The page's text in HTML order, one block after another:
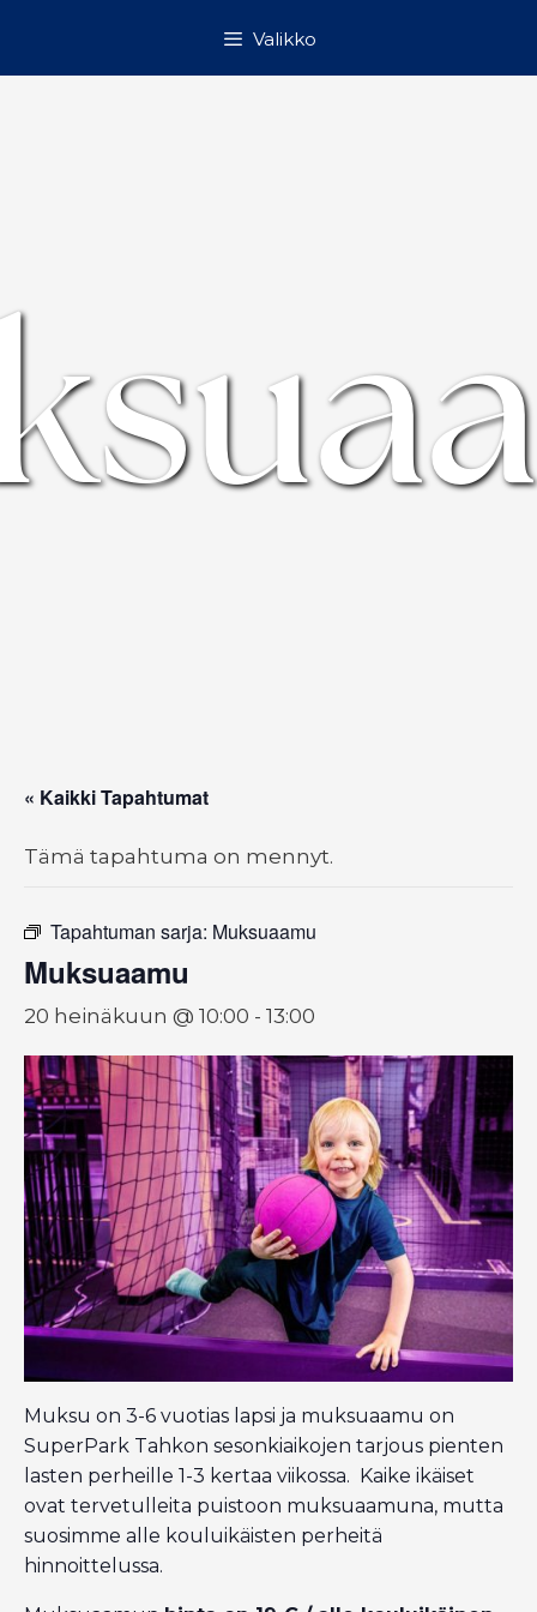
Valikko
« Kaikki Tapahtumat
Tämä tapahtuma on mennyt.
Tapahtuman sarja: Muksuaamu
Muksuaamu
20 heinäkuun @ 10:00 - 13:00
Muksu on 3-6 vuotias lapsi ja muksuaamu on
SuperPark Tahkon sesonkiaikojen tarjous pienten
lasten perheille 1-3 kertaa viikossa. Kaike ikäiset
ovat tervetulleita puistoon muksuaamuna, mutta
suosimme alle kouluikäisten perheitä
hinnoittelussa.